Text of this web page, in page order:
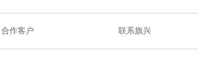
合作客户 联系旗兴